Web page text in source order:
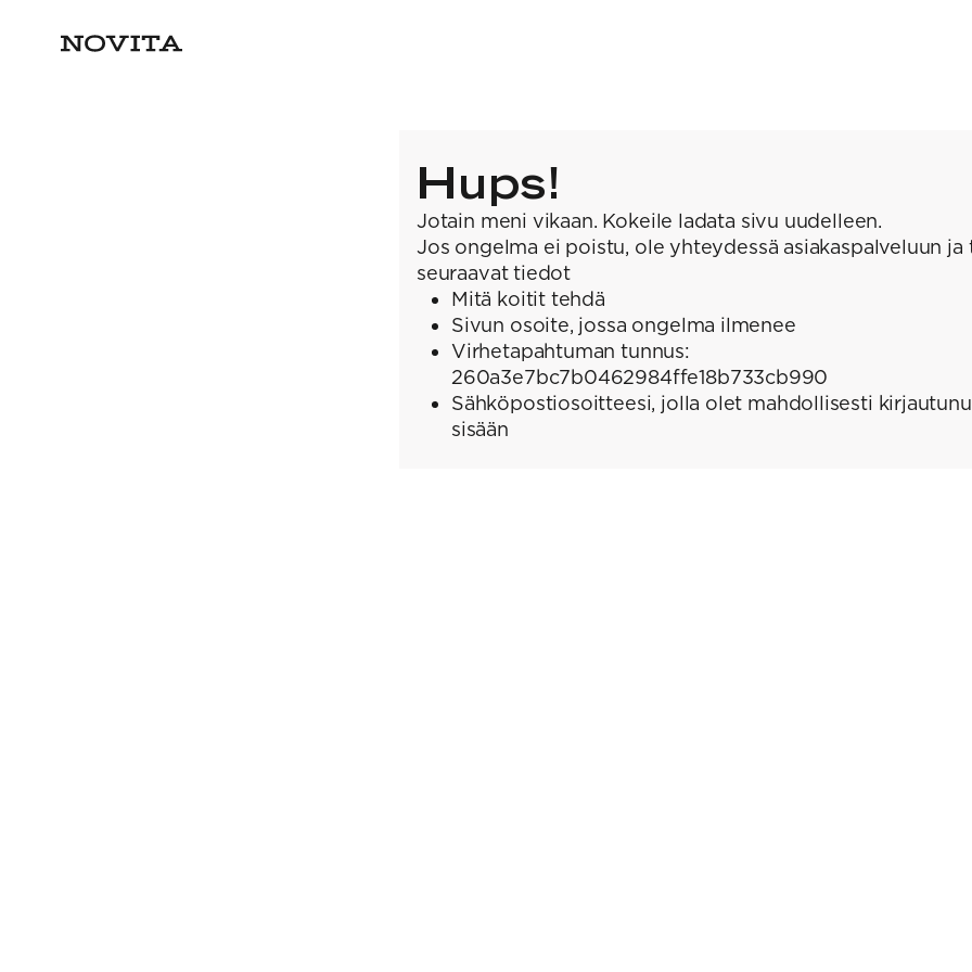
Hups!
Jotain meni vikaan. Kokeile ladata sivu uudelleen.
Jos ongelma ei poistu, ole yhteydessä asiakaspalveluun ja
seuraavat tiedot
Mitä koitit tehdä
Sivun osoite, jossa ongelma ilmenee
Virhetapahtuman tunnus:
260a3e7bc7b0462984ffe18b733cb990
Sähköpostiosoitteesi, jolla olet mahdollisesti
sisään